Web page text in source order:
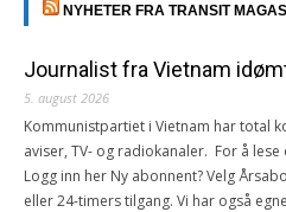
NYHETER FRA TRANSIT
Journalist fra Vietnam
5. august 2026
Kommunistpartiet i Vietnam har total
aviser, TV- og radiokanaler. For å
Logg inn her Ny abonnent? Velg
eller 24-timers tilgang. Vi har også